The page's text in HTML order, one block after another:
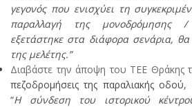
γεγονός που ενισχύει τη
παραλλαγή της μονοδρόμησης
εξετάστηκε στα διάφορα σενάρια,
της μελέτης.”
Διαβάστε την άποψη του ΤΕΕ Θράκης
πεζοδρομήσεις της παραλιακής οδού,
“Η σύνδεση του ιστορικού